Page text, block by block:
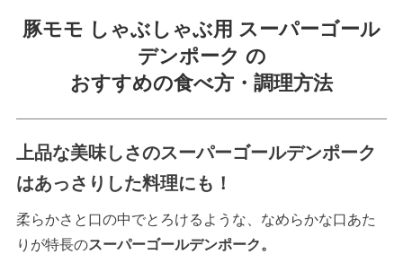
豚モモ しゃぶしゃぶ用 スーパーゴール
デンポーク の
おすすめの食べ方・調理方法
上品な美味しさのスーパーゴールデンポーク
はあっさりした料理にも！
柔らかさと口の中でとろけるような、なめらかな口あた
りが特長のスーパーゴールデンポーク。